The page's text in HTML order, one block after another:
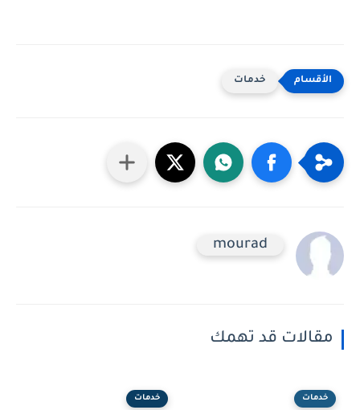
خدمات
mourad
مقالات قد تهمك
خدمات خدمات